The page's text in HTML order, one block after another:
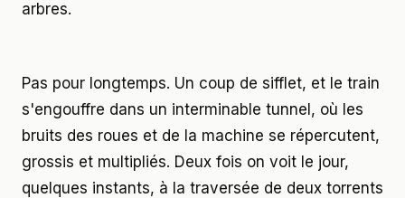
arbres.
Pas pour longtemps. Un coup de sifflet, et le train
s'engouffre dans un interminable tunnel, où les
bruits des roues et de la machine se répercutent,
grossis et multipliés. Deux fois on voit le jour,
quelques instants, à la traversée de deux torrents